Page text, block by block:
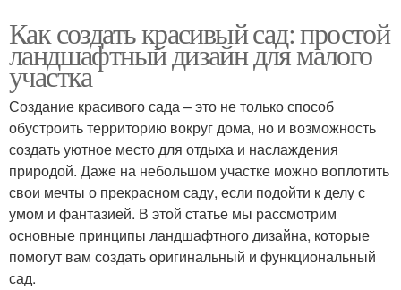
Как создать красивый сад: простой
ландшафтный дизайн для малого
участка
Создание красивого сада – это не только способ
обустроить территорию вокруг дома, но и возможность
создать уютное место для отдыха и наслаждения
природой. Даже на небольшом участке можно воплотить
свои мечты о прекрасном саду, если подойти к делу с
умом и фантазией. В этой статье мы рассмотрим
основные принципы ландшафтного дизайна, которые
помогут вам создать оригинальный и функциональный
сад.